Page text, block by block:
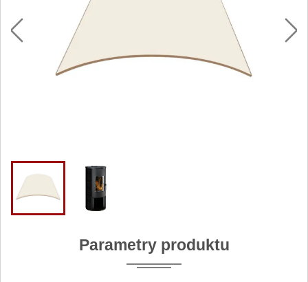
Parametry produktu